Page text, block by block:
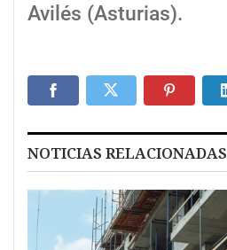
Avilés (Asturias).
NOTICIAS RELACIONADAS